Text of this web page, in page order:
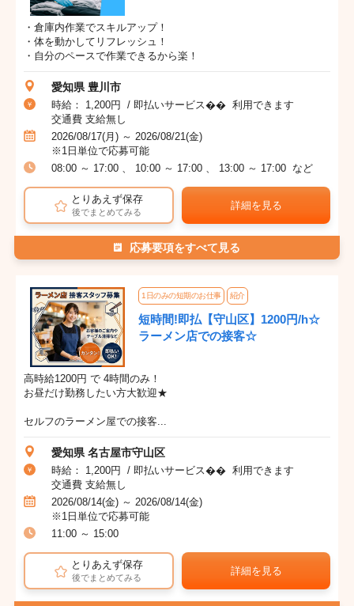
・倉庫内作業でスキルアップ！
・体を動かしてリフレッシュ！
・自分のペースで作業できるから楽！
愛知県 豊川市
時給： 1,200円 / 即払いサービス�� 利用できます
交通費 支給無し
2026/08/17(月) ～ 2026/08/21(金)
※1日単位で応募可能
08:00 ～ 17:00 、 10:00 ～ 17:00 、 13:00 ～ 17:00 など
とりあえず保存
後でまとめてみる
詳細を見る
応募要項をすべて見る
1日のみの短期のお仕事 紹介
短時間!即払【守山区】1200円/h☆
ラーメン店での接客☆
高時給1200円 で 4時間のみ！
お昼だけ勤務したい方大歓迎★
セルフのラーメン屋での接客...
愛知県 名古屋市守山区
時給： 1,200円 / 即払いサービス�� 利用できます
交通費 支給無し
2026/08/14(金) ～ 2026/08/14(金)
※1日単位で応募可能
11:00 ～ 15:00
とりあえず保存
後でまとめてみる
詳細を見る